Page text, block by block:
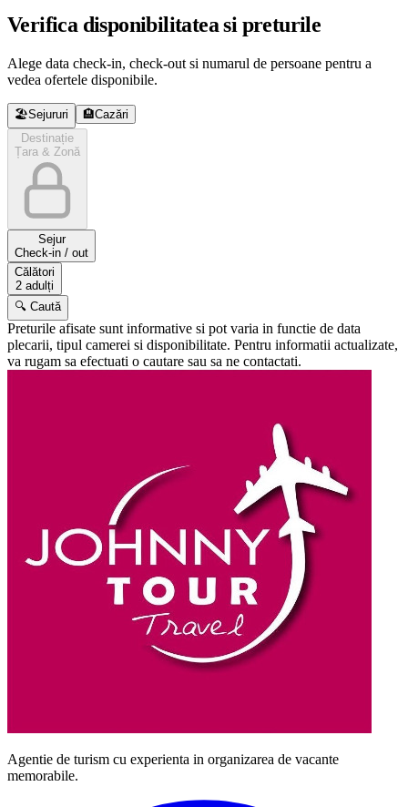
Verifica disponibilitatea si preturile
Alege data check-in, check-out si numarul de persoane pentru a
vedea ofertele disponibile.
🏖️Sejururi 🏨Cazări
Destinație
Țara & Zonă
Sejur
Check-in / out
Călători
2 adulți
🔍 Caută
Preturile afisate sunt informative si pot varia in functie de data
plecarii, tipul camerei si disponibilitate. Pentru informatii actualizate,
va rugam sa efectuati o cautare sau sa ne contactati.
Agentie de turism cu experienta in organizarea de vacante
memorabile.